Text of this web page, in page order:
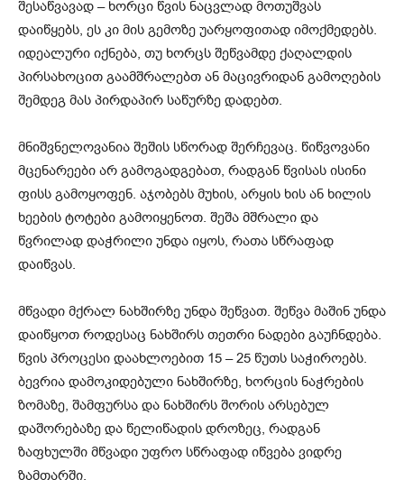
შესაწვავად – ხორცი წვის ნაცვლად მოთუშვას
დაიწყებს, ეს კი მის გემოზე უარყოფითად იმოქმედებს.
იდეალური იქნება, თუ ხორცს შეწვამდე ქაღალდის
პირსახოცით გაამშრალებთ ან მაცივრიდან გამოღების
შემდეგ მას პირდაპირ საწურზე დადებთ.
მნიშვნელოვანია შეშის სწორად შერჩევაც. წიწვოვანი
მცენარეები არ გამოგადგებათ, რადგან წვისას ისინი
ფისს გამოყოფენ. აჯობებს მუხის, არყის ხის ან ხილის
ხეების ტოტები გამოიყენოთ. შეშა მშრალი და
წვრილად დაჭრილი უნდა იყოს, რათა სწრაფად
დაიწვას.
მწვადი მქრალ ნახშირზე უნდა შეწვათ. შეწვა მაშინ უნდა
დაიწყოთ როდესაც ნახშირს თეთრი ნადები გაუჩნდება.
წვის პროცესი დაახლოებით 15 – 25 წუთს საჭიროებს.
ბევრია დამოკიდებული ნახშირზე, ხორცის ნაჭრების
ზომაზე, შამფურსა და ნახშირს შორის არსებულ
დაშორებაზე და წელიწადის დროზეც, რადგან
ზაფხულში მწვადი უფრო სწრაფად იწვება ვიდრე
ზამთარში.